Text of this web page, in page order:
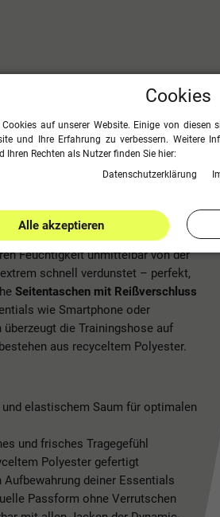
Ausstattung für intensive
entspannte Tage in der Freizeit.
und macht jede sportliche
ist derBeinabschluss mit
nur für eine optimale Passform sorgt,
unkompliziert und
bleibst du den ganzen Tag über
Feuchtigkeit unmittelbar von der
schnell verdunstet – perfekt,
Seitentaschen mit Reißverschluss
wie Smartphone oder
die Trainingshose auf
bestehen aus recyceltem Polyester.
elastischem Saum für optimalen
und frisches Tragegefühl
Polyester gefertigt
deiner Essentials
Passform ohne Verrutschen
Cookies
auf unserer Website. Einige von diesen
und Ihre Erfahrung zu verbessern. Weitere
Ihren Rechten als Nutzer finden Sie hier:
Daten­schutz­erklärung
Alle akzeptieren